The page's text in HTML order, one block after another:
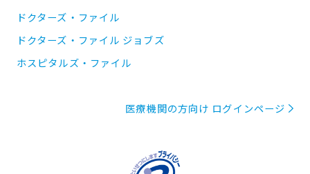
ドクターズ・ファイル
ドクターズ・ファイル ジョブズ
ホスピタルズ・ファイル
医療機関の方向け ログインページ